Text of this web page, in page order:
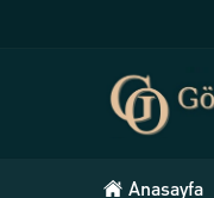
Anasayfa